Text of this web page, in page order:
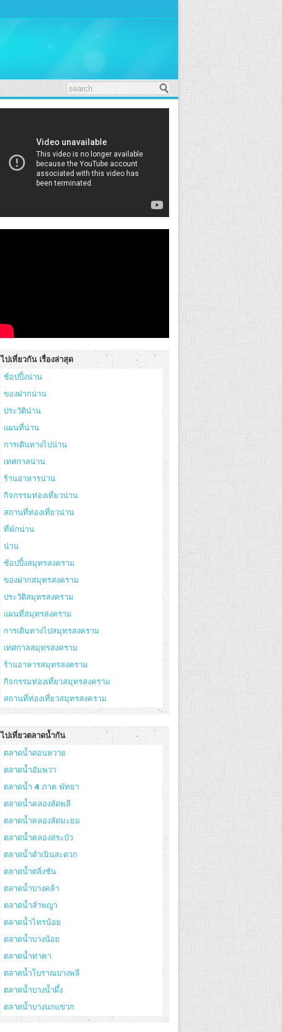
ไปเที่ยวกัน เรื่องล่าสุด
ช้อปปิ้งน่าน
ของฝากน่าน
ประวัติน่าน
แผนที่น่าน
การเดินทางไปน่าน
เทศกาลน่าน
ร้านอาหารน่าน
กิจกรรมท่องเที่ยวน่าน
สถานที่ท่องเที่ยวน่าน
ที่พักน่าน
น่าน
ช้อปปิ้งสมุทรสงคราม
ของฝากสมุทรสงคราม
ประวัติสมุทรสงคราม
แผนที่สมุทรสงคราม
การเดินทางไปสมุทรสงคราม
เทศกาลสมุทรสงคราม
ร้านอาหารสมุทรสงคราม
กิจกรรมท่องเที่ยวสมุทรสงคราม
สถานที่ท่องเที่ยวสมุทรสงคราม
ไปเที่ยวตลาดน้ำกัน
ตลาดน้ำดอนหวาย
ตลาดน้ำอัมพวา
ตลาดน้ำ 4 ภาค พัทยา
ตลาดน้ำคลองลัดพลี
ตลาดน้ำคลองลัดมะยม
ตลาดน้ำคลองสระบัว
ตลาดน้ำดำเนินสะดวก
ตลาดน้ำตลิ่งชัน
ตลาดน้ำบางคล้า
ตลาดน้ำลำพญา
ตลาดน้ำไทรน้อย
ตลาดน้ำบางน้อย
ตลาดน้ำท่าคา
ตลาดน้ำโบราณบางพลี
ตลาดน้ำบางน้ำผึ้ง
ตลาดน้ำบางนกแขวก